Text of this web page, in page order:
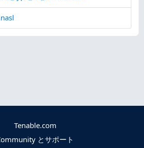
Tenable.com
とサポート